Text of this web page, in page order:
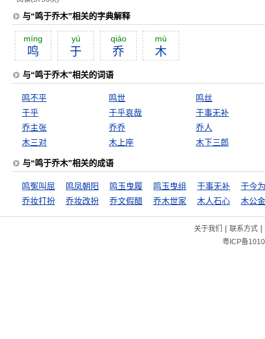
与“鸣于乔木”相关的字典解释
míng
鸣
yú
于
qiáo
乔
mù
木
与“鸣于乔木”相关的词语
鸣不平 鸣世
鸣丝
于乎
于乎哀哉
于事无补
乔主张
乔乔
乔人
木三对
木上座 木下三郎
与“鸣于乔木”相关的成语
鸣冤叫屈 鸣凤朝阳 鸣玉曳履 鸣玉曳组 于事无补
于今
乔妆打扮
乔妆改扮 乔文假醋 乔木世家 木人石心 木公
关于我们 | 联系方式|
粤ICP备